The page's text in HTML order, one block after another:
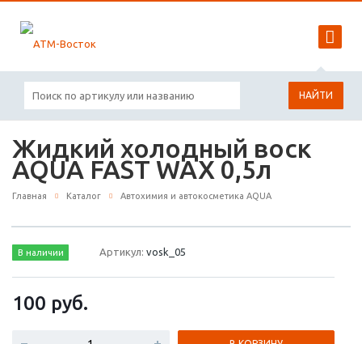
НАЙТИ
Жидкий холодный воск
AQUA FAST WAX 0,5л
Главная Каталог Автохимия и автокосметика AQUA
В наличии Артикул:vosk_05
100 руб.